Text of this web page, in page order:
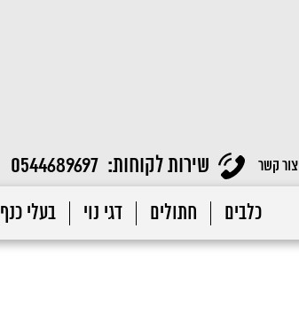
צור קשר שירות לקוחות: 0544689697
כלבים חתולים דגי נוי בעלי כנף